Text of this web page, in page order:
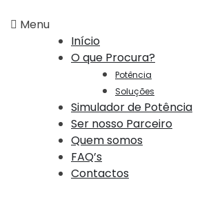
Menu
Início
O que Procura?
Potência
Soluções
Simulador de Potência
Ser nosso Parceiro
Quem somos
FAQ’s
Contactos